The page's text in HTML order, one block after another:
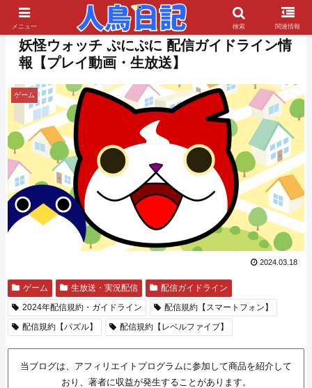
妖怪ウォッチ ぷにぷに 配信ガイドライン情
報【プレイ動画・生放送】
ゲーム
2024.03.18
ゲーム 生放送・実況配信
配信ガイドライン
2024年配信規約・ガイドライン
配信規約【スマートフォン】
配信規約【パズル】
配信規約【レベルファイブ】
当ブログは、アフィリエイトプログラムに参加して商品を紹介して
おり、著者に収益が発生することがあります。
メニュー 検索 関連情報